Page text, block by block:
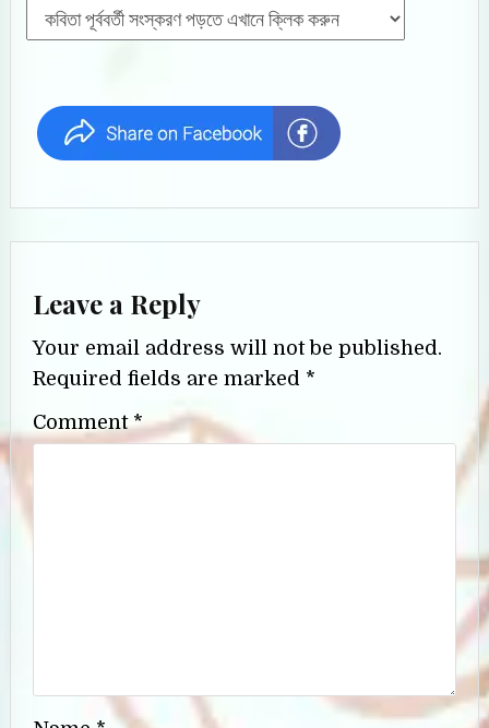
Leave a Reply
Your email address will not be published.
Required fields are marked *
Comment*